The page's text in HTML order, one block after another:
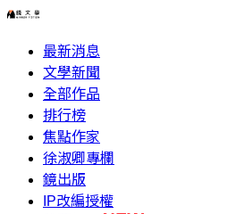
最新消息
文學新聞
全部作品
排行榜
焦點作家
徐淑卿專欄
鏡出版
IP改編授權